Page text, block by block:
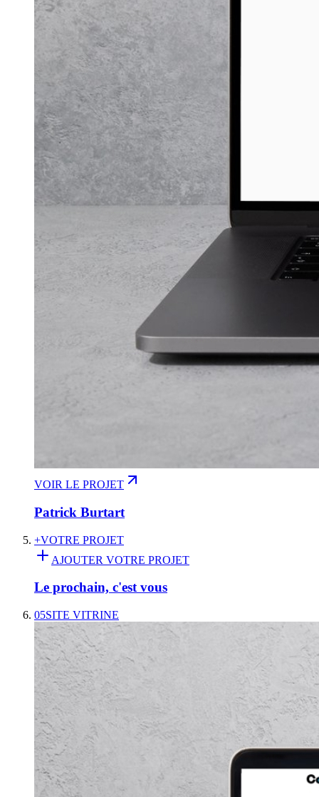
VOIR LE PROJET
Patrick Burtart
+VOTRE PROJET
AJOUTER VOTRE PROJET
Le prochain, c'est vous
05SITE VITRINE